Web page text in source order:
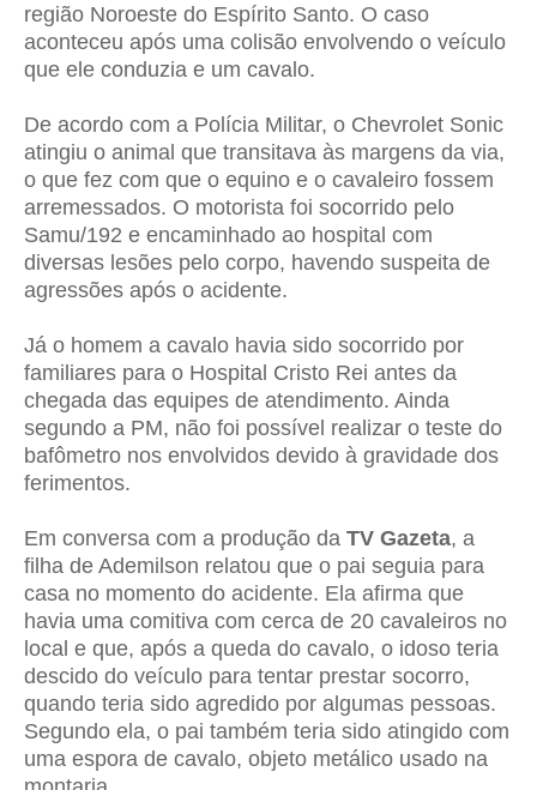
região Noroeste do Espírito Santo. O caso
aconteceu após uma colisão envolvendo o veículo
que ele conduzia e um cavalo.
De acordo com a Polícia Militar, o Chevrolet Sonic
atingiu o animal que transitava às margens da via,
o que fez com que o equino e o cavaleiro fossem
arremessados. O motorista foi socorrido pelo
Samu/192 e encaminhado ao hospital com
diversas lesões pelo corpo, havendo suspeita de
agressões após o acidente.
Já o homem a cavalo havia sido socorrido por
familiares para o Hospital Cristo Rei antes da
chegada das equipes de atendimento. Ainda
segundo a PM, não foi possível realizar o teste do
bafômetro nos envolvidos devido à gravidade dos
ferimentos.
Em conversa com a produção da TV Gazeta, a
filha de Ademilson relatou que o pai seguia para
casa no momento do acidente. Ela afirma que
havia uma comitiva com cerca de 20 cavaleiros no
local e que, após a queda do cavalo, o idoso teria
descido do veículo para tentar prestar socorro,
quando teria sido agredido por algumas pessoas.
Segundo ela, o pai também teria sido atingido com
uma espora de cavalo, objeto metálico usado na